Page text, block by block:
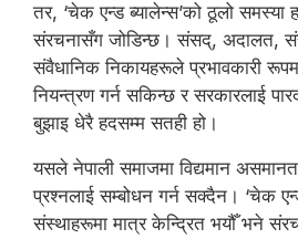
तर, ‘चेक एन्ड ब्यालेन्स’को ठूलो समस्या
संरचनासँग जोडिन्छ। संसद्, अदालत,
संवैधानिक निकायहरूले प्रभावकारी
नियन्त्रण गर्न सकिन्छ र सरकारलाई
बुझाइ धेरै हदसम्म सतही हो।
यसले नेपाली समाजमा विद्यमान
प्रश्नलाई सम्बोधन गर्न सक्दैन। ‘चेक
संस्थाहरूमा मात्र केन्द्रित भयौँ भने